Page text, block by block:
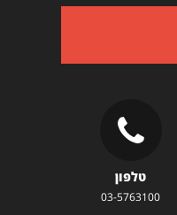
טלפון
03-5763100